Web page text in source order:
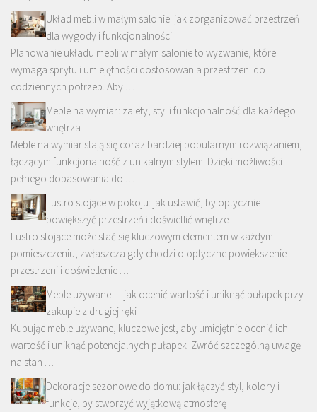
Układ mebli w małym salonie: jak zorganizować przestrzeń
dla wygody i funkcjonalności
Planowanie układu mebli w małym salonie to wyzwanie, które
wymaga sprytu i umiejętności dostosowania przestrzeni do
codziennych potrzeb. Aby …
Meble na wymiar: zalety, styl i funkcjonalność dla każdego
wnętrza
Meble na wymiar stają się coraz bardziej popularnym rozwiązaniem,
łączącym funkcjonalność z unikalnym stylem. Dzięki możliwości
pełnego dopasowania do …
Lustro stojące w pokoju: jak ustawić, by optycznie
powiększyć przestrzeń i doświetlić wnętrze
Lustro stojące może stać się kluczowym elementem w każdym
pomieszczeniu, zwłaszcza gdy chodzi o optyczne powiększenie
przestrzeni i doświetlenie …
Meble używane — jak ocenić wartość i uniknąć pułapek przy
zakupie z drugiej ręki
Kupując meble używane, kluczowe jest, aby umiejętnie ocenić ich
wartość i uniknąć potencjalnych pułapek. Zwróć szczególną uwagę
na stan …
Dekoracje sezonowe do domu: jak łączyć styl, kolory i
funkcje, by stworzyć wyjątkową atmosferę